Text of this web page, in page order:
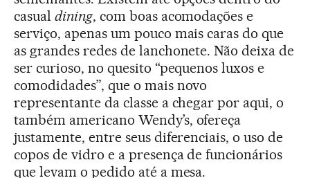
casual dining, com boas acomodações e
serviço, apenas um pouco mais caras do que
as grandes redes de lanchonete. Não deixa de
ser curioso, no quesito “pequenos luxos e
comodidades”, que o mais novo
representante da classe a chegar por aqui, o
também americano Wendy’s, ofereça
justamente, entre seus diferenciais, o uso de
copos de vidro e a presença de funcionários
que levam o pedido até a mesa.